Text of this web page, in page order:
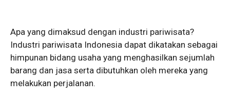
Apa yang dimaksud dengan industri pariwisata?
Industri pariwisata Indonesia dapat dikatakan sebagai
himpunan bidang usaha yang menghasilkan sejumlah
barang dan jasa serta dibutuhkan oleh mereka yang
melakukan perjalanan.